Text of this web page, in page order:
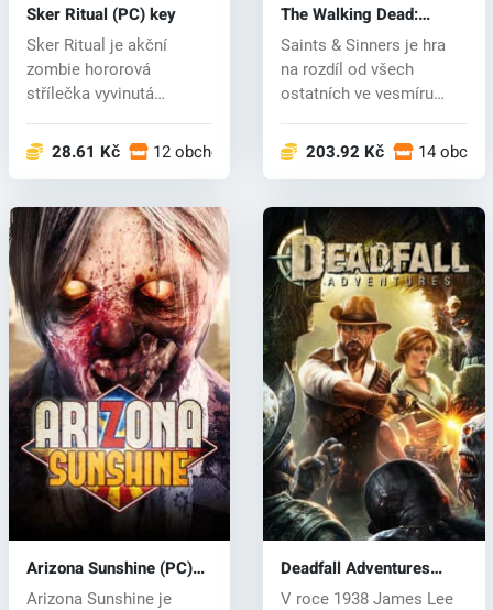
Sker Ritual (PC) key
Sker Ritual je akční
zombie hororová
střílečka vyvinutá
28.61 Kč 12 obchodech
The Walking Dead:
Saints & Sinners (PC)
key
Saints & Sinners je hra
na rozdíl od všech
ostatních ve vesmíru
203.92 Kč 14
Arizona Sunshine (PC)
CD key
Arizona Sunshine je
Deadfall Adventures
(PC) CD key
V roce 1938 James Lee